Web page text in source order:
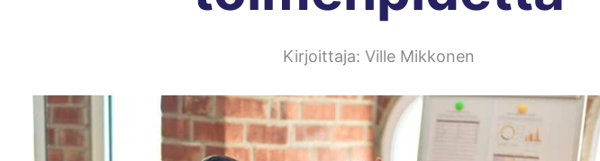
Kirjoittaja: Ville Mikkonen